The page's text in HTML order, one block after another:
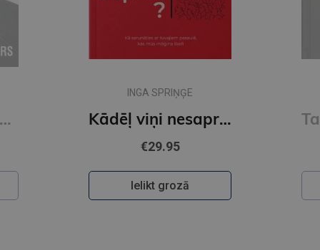
GINTA SLIŠĀNE
Tavas dzīves arhitekts
€27.95
Ielikt grozā